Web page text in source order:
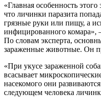
«Главная особенность
что личинки паразита
грязные руки или пищу, а
инфицированного комара»,
По словам эксперта,
зараженные животные. Он
«При укусе зараженной
всасывает
насекомого они
следующем человека